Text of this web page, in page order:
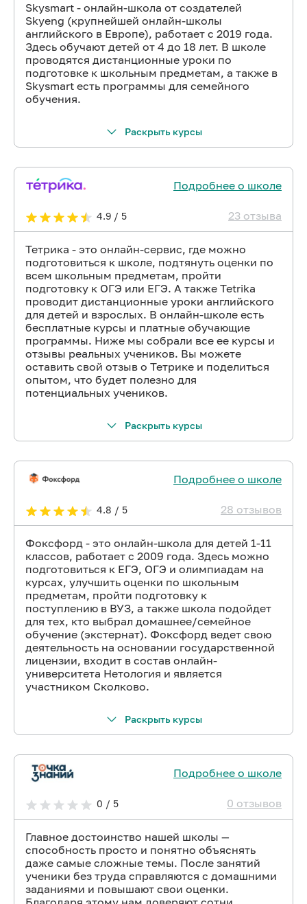
Skysmart - онлайн-школа от создателей
Skyeng (крупнейшей онлайн-школы
английского в Европе), работает с 2019 года.
Здесь обучают детей от 4 до 18 лет. В школе
проводятся дистанционные уроки по
подготовке к школьным предметам, а также в
Skysmart есть программы для семейного
обучения.
Раскрыть курсы
Подробнее о школе
4.9 / 5 23 отзыва
Тетрика - это онлайн-сервис, где можно
подготовиться к школе, подтянуть оценки по
всем школьным предметам, пройти
подготовку к ОГЭ или ЕГЭ. А также Tetrika
проводит дистанционные уроки английского
для детей и взрослых. В онлайн-школе есть
бесплатные курсы и платные обучающие
программы. Ниже мы собрали все ее курсы и
отзывы реальных учеников. Вы можете
оставить свой отзыв о Тетрике и поделиться
опытом, что будет полезно для
потенциальных учеников.
Раскрыть курсы
Подробнее о школе
4.8 / 5 28 отзывов
Фоксфорд - это онлайн-школа для детей 1-11
классов, работает с 2009 года. Здесь можно
подготовиться к ЕГЭ, ОГЭ и олимпиадам на
курсах, улучшить оценки по школьным
предметам, пройти подготовку к
поступлению в ВУЗ, а также школа подойдет
для тех, кто выбрал домашнее/семейное
обучение (экстернат). Фоксфорд ведет свою
деятельность на основании государственной
лицензии, входит в состав онлайн-
университета Нетология и является
участником Сколково.
Раскрыть курсы
Подробнее о школе
0 / 5 0 отзывов
Главное достоинство нашей школы —
способность просто и понятно объяснять
даже самые сложные темы. После занятий
ученики без труда справляются с домашними
заданиями и повышают свои оценки.